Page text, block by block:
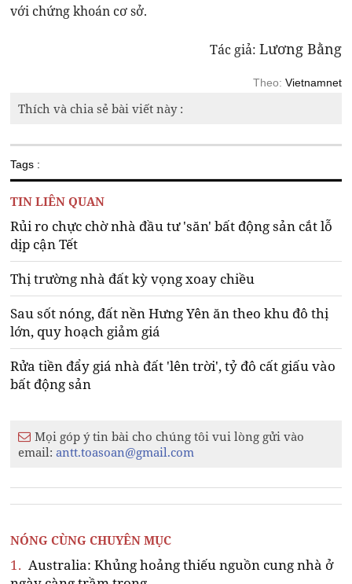
với chứng khoán cơ sở.
Tác giả: Lương Bằng
Theo: Vietnamnet
Thích và chia sẻ bài viết này :
Tags :
TIN LIÊN QUAN
Rủi ro chực chờ nhà đầu tư 'săn' bất động sản cắt lỗ
dịp cận Tết
Thị trường nhà đất kỳ vọng xoay chiều
Sau sốt nóng, đất nền Hưng Yên ăn theo khu đô thị
lớn, quy hoạch giảm giá
Rửa tiền đẩy giá nhà đất 'lên trời', tỷ đô cất giấu vào
bất động sản
Mọi góp ý tin bài cho chúng tôi vui lòng gửi vào
email:antt.toasoan@gmail.com
NÓNG CÙNG CHUYÊN MỤC
1. Australia: Khủng hoảng thiếu nguồn cung nhà ở